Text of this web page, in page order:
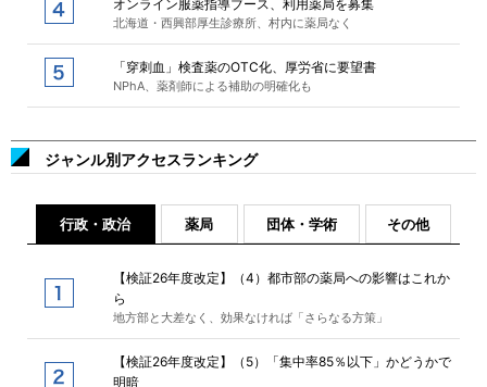
オンライン服薬指導ブース、利用薬局を募集
北海道・西興部厚生診療所、村内に薬局なく
「穿刺血」検査薬のOTC化、厚労省に要望書
NPhA、薬剤師による補助の明確化も
ジャンル別アクセスランキング
行政・政治 薬局 団体・学術 その他
【検証26年度改定】（4）都市部の薬局への影響はこれか
ら
地方部と大差なく、効果なければ「さらなる方策」
【検証26年度改定】（5）「集中率85％以下」かどうかで
明暗